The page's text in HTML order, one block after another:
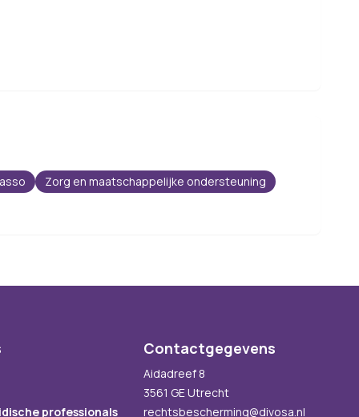
Zorg en maatschappelijke ondersteuning
professionals
Contactgegevens
Aidadreef 8
3561 GE Utrecht
rechtsbescherming@divosa.nl